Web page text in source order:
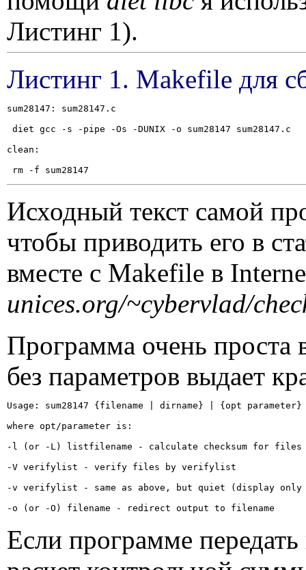
Листинг 1).
Листинг 1. Makefile для
sum28147: sum28147.c
diet gcc -s -pipe -Os -DUNIX -o sum28147 sum28147.c
clean:
rm -f sum28147
Исходный текст самой
чтобы приводить его в
вместе с Makefile в
unices.org/~cybervlad/
Программа очень проста
без параметров выдает
Usage: sum28147 {filename | dirname} | {opt parameter}
where opt/parameter is:
-l (or -L) listfilename - calculate checksum for
-V verifylist - verify files by verifylist
-v verifylist - same as above, but quiet (display only
-o (or -O) filename - redirect output to filename
Если программе